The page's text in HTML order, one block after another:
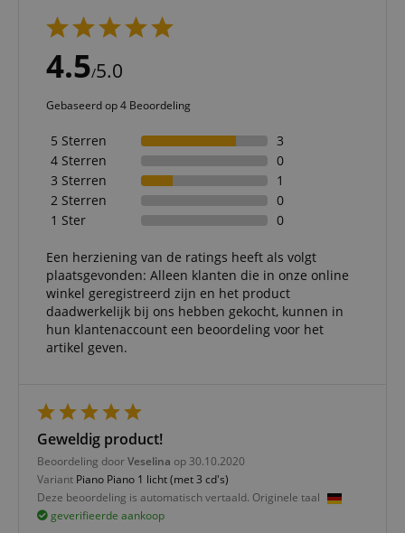
4.5/5.0
Gebaseerd op 4 Beoordeling
5 Sterren
3
4 Sterren
0
3 Sterren
1
2 Sterren
0
1 Ster
0
Een herziening van de ratings heeft als volgt
plaatsgevonden: Alleen klanten die in onze online
winkel geregistreerd zijn en het product
daadwerkelijk bij ons hebben gekocht, kunnen in
hun klantenaccount een beoordeling voor het
artikel geven.
Geweldig product!
Beoordeling doorVeselina op 30.10.2020
Variant Piano Piano 1 licht (met 3 cd's)
Deze beoordeling is automatisch vertaald. Originele taal
geverifieerde aankoop